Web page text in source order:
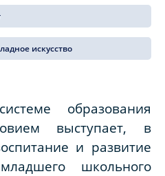
искусство
образования
выступает, в
и развитие
школьного